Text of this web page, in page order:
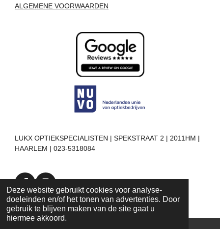
Deze website gebruikt cookies voor analyse-
doeleinden en/of het tonen van advertenties. Door
gebruik te blijven maken van de site gaat u
hiermee akkoord.
ALGEMENE VOORWAARDEN
LUKX OPTIEKSPECIALISTEN | SPEKSTRAAT 2 | 2011HM |
HAARLEM | 023-5318084
F
a
c
e
I
n
s
t